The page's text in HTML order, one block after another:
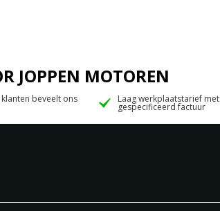
JOPPEN MOTOREN
beveelt ons Laag werkplaatstarief met
gespecificeerd factuur